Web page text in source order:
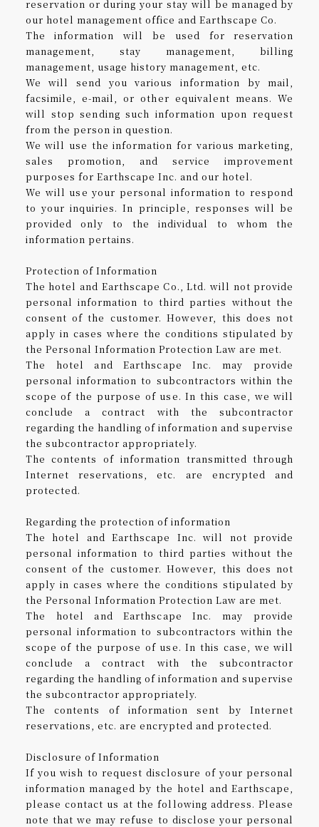
reservation or during your stay will be managed by
our hotel management office and Earthscape Co.
The information will be used for reservation
management, stay management, billing
management, usage history management, etc.
We will send you various information by mail,
facsimile, e-mail, or other equivalent means. We
will stop sending such information upon request
from the person in question.
We will use the information for various marketing,
sales promotion, and service improvement
purposes for Earthscape Inc. and our hotel.
We will use your personal information to respond
to your inquiries. In principle, responses will be
provided only to the individual to whom the
information pertains.
Protection of Information
The hotel and Earthscape Co., Ltd. will not provide
personal information to third parties without the
consent of the customer. However, this does not
apply in cases where the conditions stipulated by
the Personal Information Protection Law are met.
The hotel and Earthscape Inc. may provide
personal information to subcontractors within the
scope of the purpose of use. In this case, we will
conclude a contract with the subcontractor
regarding the handling of information and supervise
the subcontractor appropriately.
The contents of information transmitted through
Internet reservations, etc. are encrypted and
protected.
Regarding the protection of information
The hotel and Earthscape Inc. will not provide
personal information to third parties without the
consent of the customer. However, this does not
apply in cases where the conditions stipulated by
the Personal Information Protection Law are met.
The hotel and Earthscape Inc. may provide
personal information to subcontractors within the
scope of the purpose of use. In this case, we will
conclude a contract with the subcontractor
regarding the handling of information and supervise
the subcontractor appropriately.
The contents of information sent by Internet
reservations, etc. are encrypted and protected.
Disclosure of Information
If you wish to request disclosure of your personal
information managed by the hotel and Earthscape,
please contact us at the following address. Please
note that we may refuse to disclose your personal